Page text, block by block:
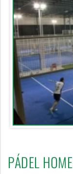
PÁDEL HOME